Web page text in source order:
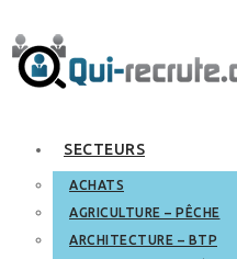
SECTEURS
ACHATS
AGRICULTURE – PÊCHE
ARCHITECTURE – BTP